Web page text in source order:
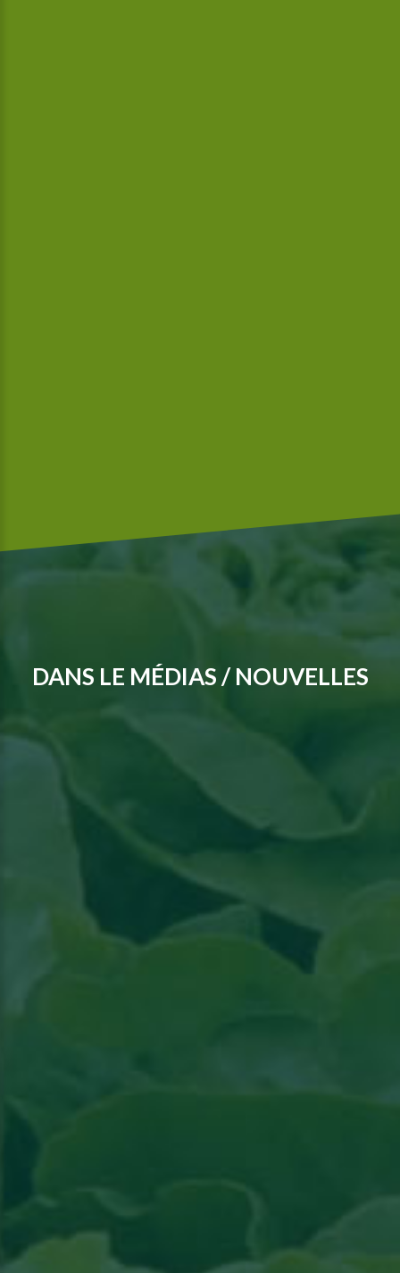
DANS LE MÉDIAS / NOUVELLES
Lire l'article paru dans l'actualité Groenten &